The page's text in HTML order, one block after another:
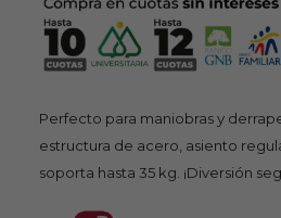
Perfecto para maniobras y
estructura de acero, asiento
soporta hasta 35 kg. ¡Diversión